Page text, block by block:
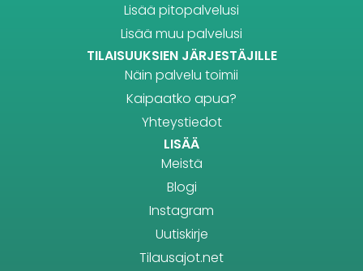
Lisää pitopalvelusi
Lisää muu palvelusi
TILAISUUKSIEN JÄRJESTÄJILLE
Näin palvelu toimii
Kaipaatko apua?
Yhteystiedot
LISÄÄ
Meistä
Blogi
Instagram
Uutiskirje
Tilausajot.net